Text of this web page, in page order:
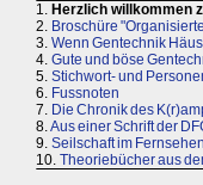
1. Herzlich willkommen
2. Broschüre
3. Wenn Gentechnik
4. Gute und böse
5. Stichwort- und
6. Fussnoten
7. Die Chronik des
8.Aus einer Schrift der
9. Seilschaft im Fernsehen
10. Theoriebücher aus